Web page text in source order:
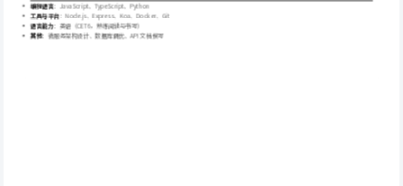
编程语言：JavaScript、TypeScript、Python
工具与平台：Node.js、Express、Koa、Docker、Git
语言能力：英语（CET6，熟练阅读与书写）
其他：微服务架构设计、数据库调优、API 文档撰写